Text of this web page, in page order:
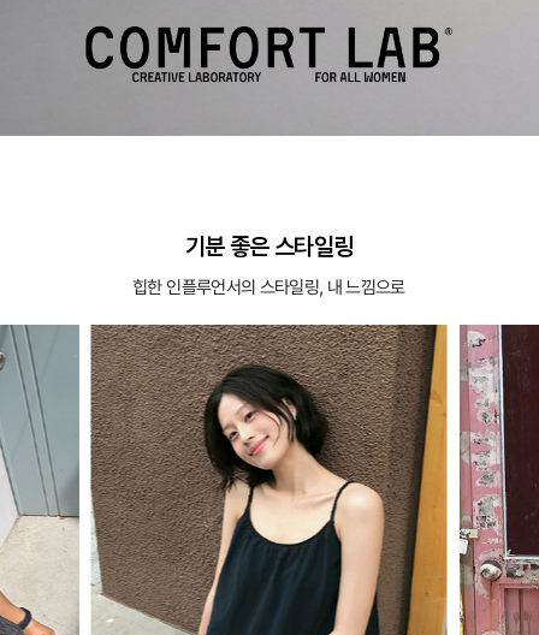
기분 좋은 스타일링
힙한 인플루언서의 스타일링, 내 느낌으로